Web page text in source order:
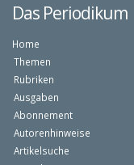
Das Periodikum
Home
Themen
Rubriken
Ausgaben
Abonnement
Autorenhinweise
Artikelsuche